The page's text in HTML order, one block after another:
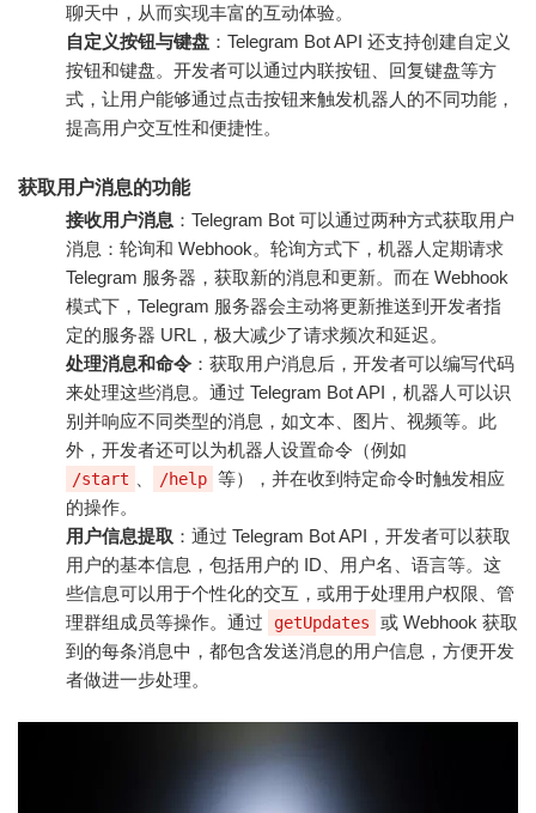
聊天中，从而实现丰富的互动体验。
自定义按钮与键盘 ：Telegram Bot API 还支持创建自定义
按钮和键盘。开发者可以通过内联按钮、回复键盘等方
式，让用户能够通过点击按钮来触发机器人的不同功能，
提高用户交互性和便捷性。
获取用户消息的功能
接收用户消息 ：Telegram Bot 可以通过两种方式获取用户
消息：轮询和 Webhook。轮询方式下，机器人定期请求
Telegram 服务器，获取新的消息和更新。而在 Webhook
模式下，Telegram 服务器会主动将更新推送到开发者指
定的服务器 URL，极大减少了请求频次和延迟。
处理消息和命令 ：获取用户消息后，开发者可以编写代码
来处理这些消息。通过 Telegram Bot API，机器人可以识
别并响应不同类型的消息，如文本、图片、视频等。此
外，开发者还可以为机器人设置命令（例如
/start /help 等），并在收到特定命令时触发相应
的操作。
用户信息提取 ：通过 Telegram Bot API，开发者可以获取
用户的基本信息，包括用户的 ID、用户名、语言等。这
些信息可以用于个性化的交互，或用于处理用户权限、管
理群组成员等操作。通过
getUpdates
或 Webhook 获取
到的每条消息中，都包含发送消息的用户信息，方便开发
者做进一步处理。